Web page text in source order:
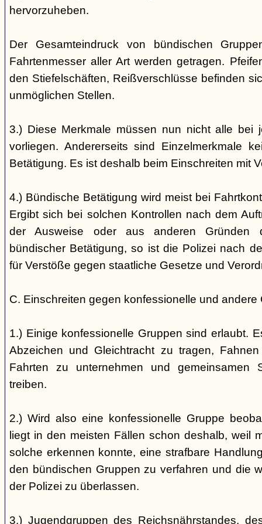
hervorzuheben.
Der Gesamteindruck von bündischen
Fahrtenmesser aller Art werden getragen.
den Stiefelschäften, Reißverschlüsse befinden
unmöglichen Stellen.
3.) Diese Merkmale müssen nun nicht alle bei
vorliegen. Andererseits sind Einzelmerkmale
Betätigung. Es ist deshalb beim Einschreiten mit
4.) Bündische Betätigung wird meist bei
Ergibt sich bei solchen Kontrollen nach dem
der Ausweise oder aus anderen Gründen
bündischer Betätigung, so ist die Polizei nach
für Verstöße gegen staatliche Gesetze und
C. Einschreiten gegen konfessionelle und andere
1.) Einige konfessionelle Gruppen sind erlaubt.
Abzeichen und Gleichtracht zu tragen,
Fahrten zu unternehmen und gemeinsamen
treiben.
2.) Wird also eine konfessionelle Gruppe
liegt in den meisten Fällen schon deshalb, weil
solche erkennen konnte, eine strafbare
den bündischen Gruppen zu verfahren und die
der Polizei zu überlassen.
3.) Jugendgruppen des Reichsnährstandes,